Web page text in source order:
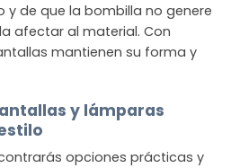
de que la bombilla no genere
afectar al material. Con
mantienen su forma y
y lámparas
opciones prácticas y